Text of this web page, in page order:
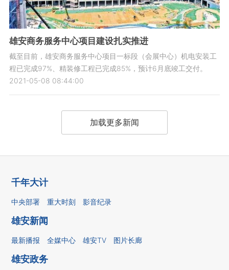
雄安商务服务中心项目建设扎实推进
截至目前，雄安商务服务中心项目一标段（会展中心）机电安装工
程已完成97%、精装修工程已完成85%，预计6月底竣工交付。
2021-05-08 08:44:00
加载更多新闻
千年大计
中央部署 重大时刻 影音纪录
雄安新闻
最新播报 全媒中心 雄安TV 图片长廊
雄安政务